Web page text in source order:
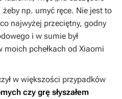
np. umyć ręce. Nie jest to
najwyżej przeciętny, godny
i w sumie był
moich pchełkach od Xiaomi
w większości przypadków
czy grę słyszałem